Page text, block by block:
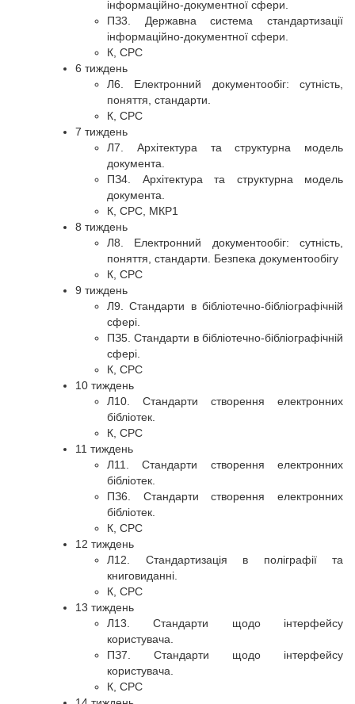
інформаційно-документної сфери.
ПЗ3. Державна система стандартизації
інформаційно-документної сфери.
К, СРС
6 тиждень
Л6. Електронний документообіг: сутність,
поняття, стандарти.
К, СРС
7 тиждень
Л7. Архітектура та структурна модель
документа.
ПЗ4. Архітектура та структурна модель
документа.
К, СРС, МКР1
8 тиждень
Л8. Електронний документообіг: сутність,
поняття, стандарти. Безпека документообігу
К, СРС
9 тиждень
Л9. Стандарти в бібліотечно-бібліографічній
сфері.
ПЗ5. Стандарти в бібліотечно-бібліографічній
сфері.
К, СРС
10 тиждень
Л10. Стандарти створення електронних
бібліотек.
К, СРС
11 тиждень
Л11. Стандарти створення електронних
бібліотек.
ПЗ6. Стандарти створення електронних
бібліотек.
К, СРС
12 тиждень
Л12. Стандартизація в поліграфії та
книговиданні.
К, СРС
13 тиждень
Л13. Стандарти щодо інтерфейсу
користувача.
ПЗ7. Стандарти щодо інтерфейсу
користувача.
К, СРС